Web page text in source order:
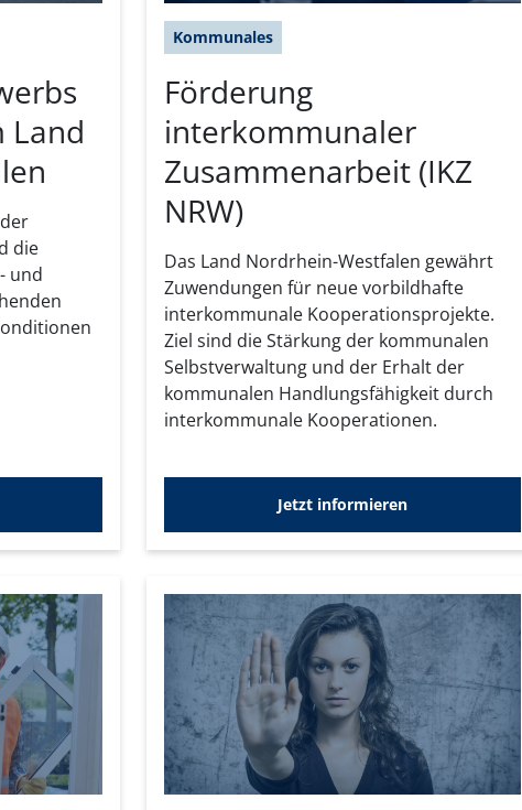
Land
die
und
Kommunales
Förderung
interkommunaler
Zusammenarbeit (IKZ
NRW)
Das Land Nordrhein-Westfalen gewährt
Zuwendungen für neue vorbildhafte
interkommunale Kooperationsprojekte.
Ziel sind die Stärkung der kommunalen
Selbstverwaltung und der Erhalt der
kommunalen Handlungsfähigkeit durch
interkommunale Kooperationen.
Jetzt informieren